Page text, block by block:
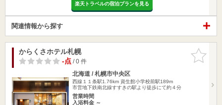
楽天トラベルの宿泊プランを見る
関連情報から探す
お気に入
りに追加
からくさホテル札幌
-点/ 0 件
北海道 / 札幌市中央区
西線１１条駅1.76km 資生館小学校前駅189m
市営地下鉄南北線すすきの駅より徒歩にて約４分
営業時間
入浴料金 ～